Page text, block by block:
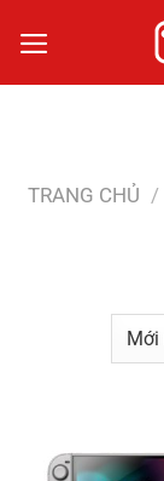
qua
nội
TRANG CHỦ /